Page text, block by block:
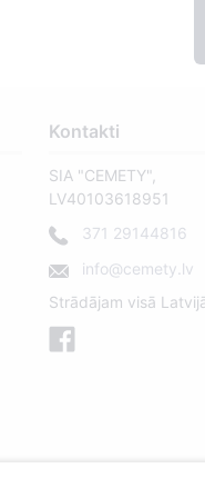
Kontakti
SIA "CEMETY",
LV40103618951
371 29144816
info@cemety.lv
Strādājam visā